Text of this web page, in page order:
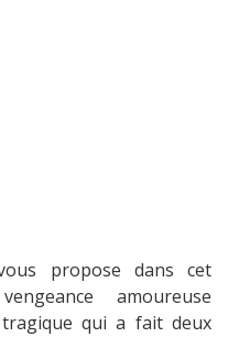
propose dans cet
amoureuse
tragique qui a fait deux